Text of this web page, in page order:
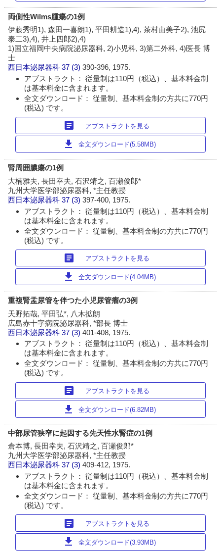
両側性Wilms腫瘍の1例
伊藤秀明1), 森田一喜朗1), 平田耕造1),4), 茶村由美子2), 池尻
泰二3),4), 井上四郎2),4)
1)国立福岡中央病院泌尿器科, 2)小児科, 3)第二外科, 4)医長 博
士
西日本泌尿器科 37 (3)390-396, 1975.
アブストラクト： 従量制は110円（税込）、基本料金制
は基本料金に含まれます。
全文ダウンロード： 従量制、基本料金制の方共に770円
(税込) です。
article アブストラクトを見る
download 全文ダウンロード(5.58MB)
腎周囲膿瘍の1例
大楠雅夫, 長田幸夫, 石沢靖之, 百瀬俊郎*
九州大学医学部泌尿器科, *主任教授
西日本泌尿器科 37 (3)397-400, 1975.
アブストラクト： 従量制は110円（税込）、基本料金制
は基本料金に含まれます。
全文ダウンロード： 従量制、基本料金制の方共に770円
(税込) です。
article アブストラクトを見る
download 全文ダウンロード(4.04MB)
重複腎盂尿管を伴つた小児尿管瘤の3例
天野拓哉, 平田弘*, 八木拡朗
広島赤十字病院泌尿器科, *部長 博士
西日本泌尿器科 37 (3)401-408, 1975.
アブストラクト： 従量制は110円（税込）、基本料金制
は基本料金に含まれます。
全文ダウンロード： 従量制、基本料金制の方共に770円
(税込) です。
article アブストラクトを見る
download 全文ダウンロード(6.82MB)
中部尿管狭窄に起因する先天性水腎症の1例
倉本博, 長田幸夫, 石沢靖之, 百瀬俊郎*
九州大学医学部泌尿器科, *主任教授
西日本泌尿器科 37 (3)409-412, 1975.
アブストラクト： 従量制は110円（税込）、基本料金制
は基本料金に含まれます。
全文ダウンロード： 従量制、基本料金制の方共に770円
(税込) です。
article アブストラクトを見る
download 全文ダウンロード(3.93MB)